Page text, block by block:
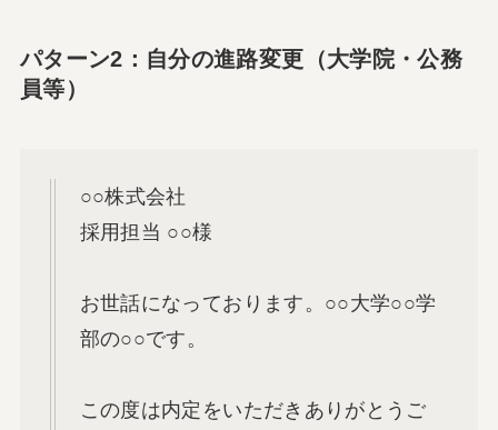
パターン2：自分の進路変更（大学院・公務
員等）
○○株式会社
採用担当 ○○様
お世話になっております。○○大学○○学
部の○○です。
この度は内定をいただきありがとうご